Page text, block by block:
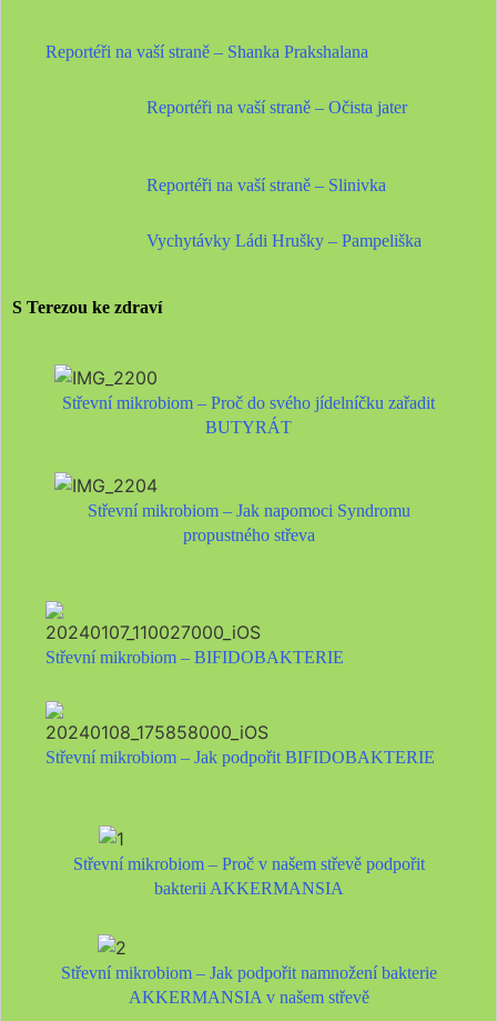
Reportéři na vaší straně – Shanka Prakshalana
Reportéři na vaší straně – Očista jater
Reportéři na vaší straně – Slinivka
Vychytávky Ládi Hrušky – Pampeliška
S Terezou ke zdraví
Střevní mikrobiom – Proč do svého jídelníčku zařadit
BUTYRÁT
Střevní mikrobiom – Jak napomoci Syndromu
propustného střeva
Střevní mikrobiom – BIFIDOBAKTERIE
Střevní mikrobiom – Jak podpořit BIFIDOBAKTERIE
Střevní mikrobiom – Proč v našem střevě podpořit
bakterii AKKERMANSIA
Střevní mikrobiom – Jak podpořit namnožení bakterie
AKKERMANSIA v našem střevě